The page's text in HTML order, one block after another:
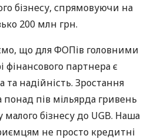
бізнесу, спрямовуючи на
200 млн грн.
що для ФОПів головними
фінансового партнера є
та надійність. Зростання
пів мільярда гривень
малого бізнесу до UGB. Наша
не просто кредитні